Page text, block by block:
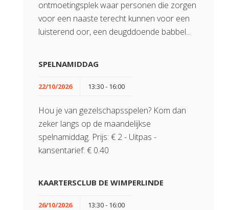
ontmoetingsplek waar personen die zorgen
voor een naaste terecht kunnen voor een
luisterend oor, een deugddoende babbel...
SPELNAMIDDAG
22/10/2026 13:30 - 16:00
Hou je van gezelschapsspelen? Kom dan
zeker langs op de maandelijkse
spelnamiddag. Prijs: € 2 - Uitpas -
kansentarief: € 0.40
KAARTERSCLUB DE WIMPERLINDE
26/10/2026 13:30 - 16:00